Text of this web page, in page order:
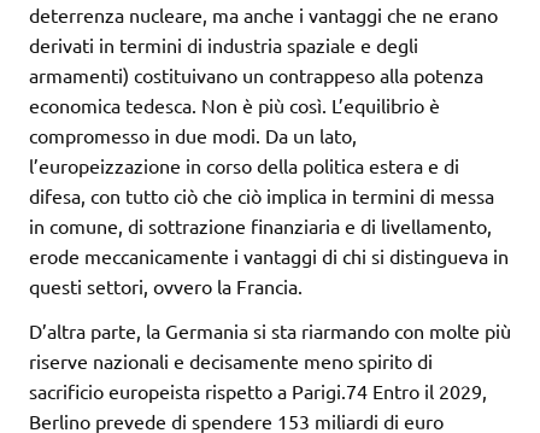
deterrenza nucleare, ma anche i vantaggi che ne erano
derivati in termini di industria spaziale e degli
armamenti) costituivano un contrappeso alla potenza
economica tedesca. Non è più così. L’equilibrio è
compromesso in due modi. Da un lato,
l’europeizzazione in corso della politica estera e di
difesa, con tutto ciò che ciò implica in termini di messa
in comune, di sottrazione finanziaria e di livellamento,
erode meccanicamente i vantaggi di chi si distingueva in
questi settori, ovvero la Francia.
D’altra parte, la Germania si sta riarmando con molte più
riserve nazionali e decisamente meno spirito di
sacrificio europeista rispetto a Parigi.74 Entro il 2029,
Berlino prevede di spendere 153 miliardi di euro